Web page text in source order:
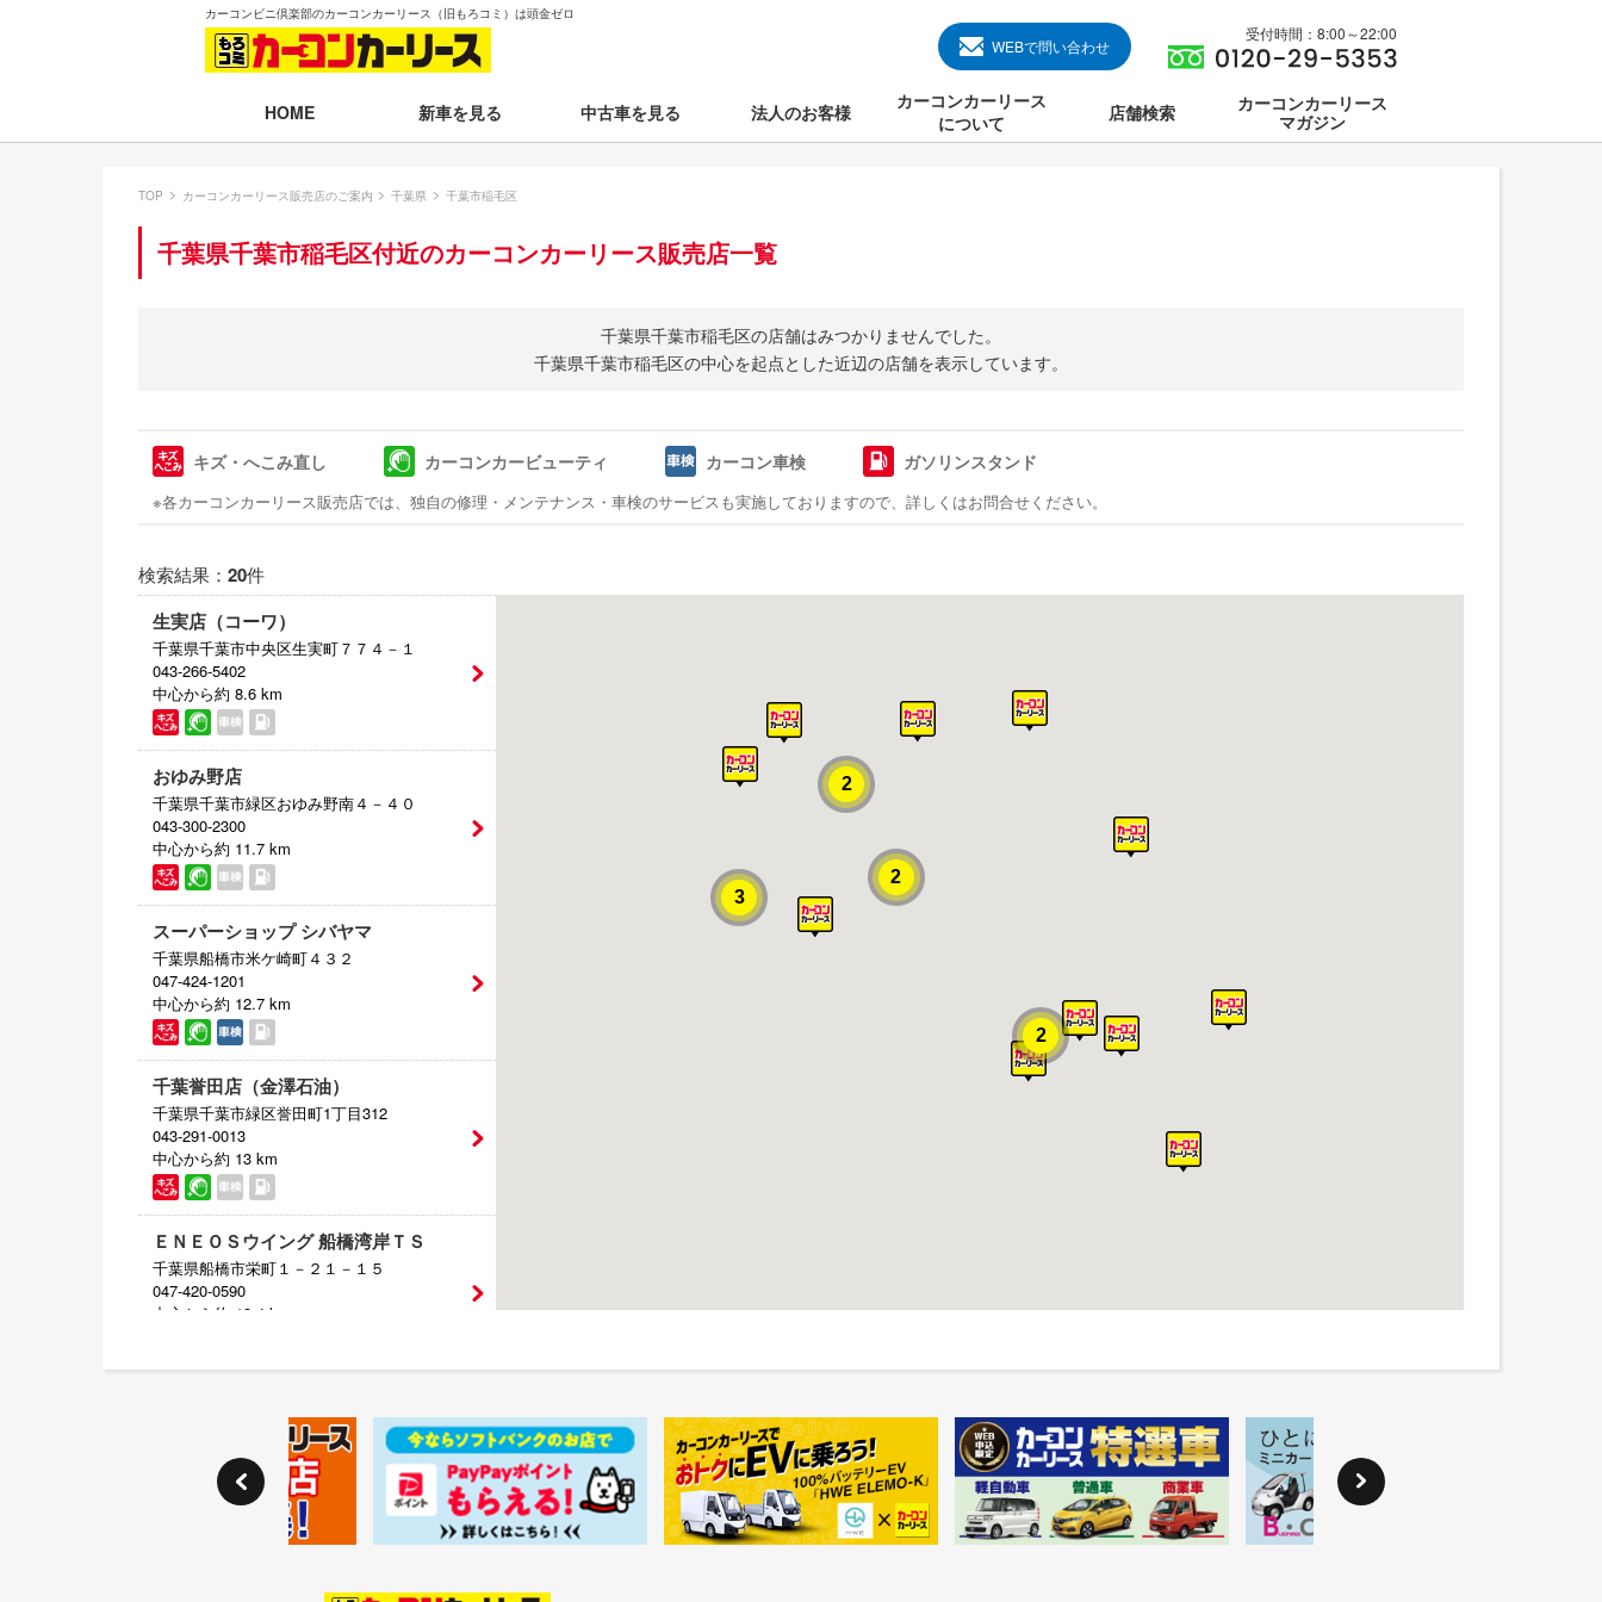
カーコンビニ倶楽部のカーコンカーリース（旧もろコミ）は頭金ゼロ
WEBで問い合わせ
受付時間：8:00～22:00
HOME 新車を見る
月々35,001～40,000円のクルマを見る
月々50,001円以上のクルマを見る
即納車（最短14日で納車）
残価設定プラン
ミニカー
中古車を見る 法人のお客様
カーコンカーリース
について
よくある質問
店舗検索
カーコンカーリース
マガジン
TOP カーコンカーリース販売店のご案内 千葉県 千葉市稲毛区
千葉県千葉市稲毛区付近のカーコンカーリース販売店一覧
千葉県千葉市稲毛区の店舗はみつかりませんでした。
千葉県千葉市稲毛区の中心を起点とした近辺の店舗を表示しています。
キズ・へこみ直し カーコンカービューティ カーコン車検 ガソリンスタンド
※各カーコンカーリース販売店では、独自の修理・メンテナンス・車検のサービスも実施しておりますので、詳しくはお問合せください。
検索結果： 20件
生実店（コーワ）
千葉県千葉市中央区生実町７７４－１
043-266-5402
中心から約 8.6 km
おゆみ野店
千葉県千葉市緑区おゆみ野南４－４０
043-300-2300
中心から約 11.7 km
スーパーショップ シバヤマ
千葉県船橋市米ケ崎町４３２
047-424-1201
中心から約 12.7 km
千葉誉田店（金澤石油）
千葉県千葉市緑区誉田町1丁目312
043-291-0013
中心から約 13 km
ＥＮＥＯＳウイング 船橋湾岸ＴＳ
千葉県船橋市栄町１－２１－１５
047-420-0590
中心から約 13.4 km
千葉県市原市能満１７８９－３
中心から約 14.3 km
酒々井店（ＳＨＩＳＵＩ）
2
2
2
3